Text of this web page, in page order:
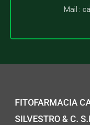
Mail : ca
FITOFARMACIA
SILVESTRO & C.